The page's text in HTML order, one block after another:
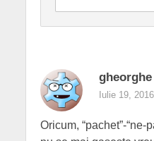
gheorghe
Iulie 19,
Oricum, “pachet”-